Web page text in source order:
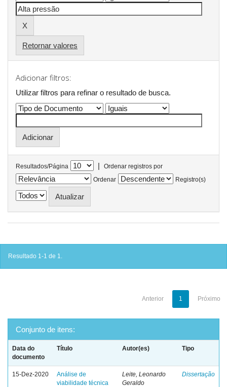
Retornar valores
Adicionar filtros:
Utilizar filtros para refinar o resultado de busca.
Resultados/Página |
Ordenar registros por
Ordenar
Registro(s)
Resultado 1-1 de 1.
Anterior 1 Próximo
Conjunto de itens:
Data do
documento
Título Autor(es) Tipo
15-Dez-2020
Análise de
viabilidade técnica
Leite, Leonardo
Geraldo
Dissertação